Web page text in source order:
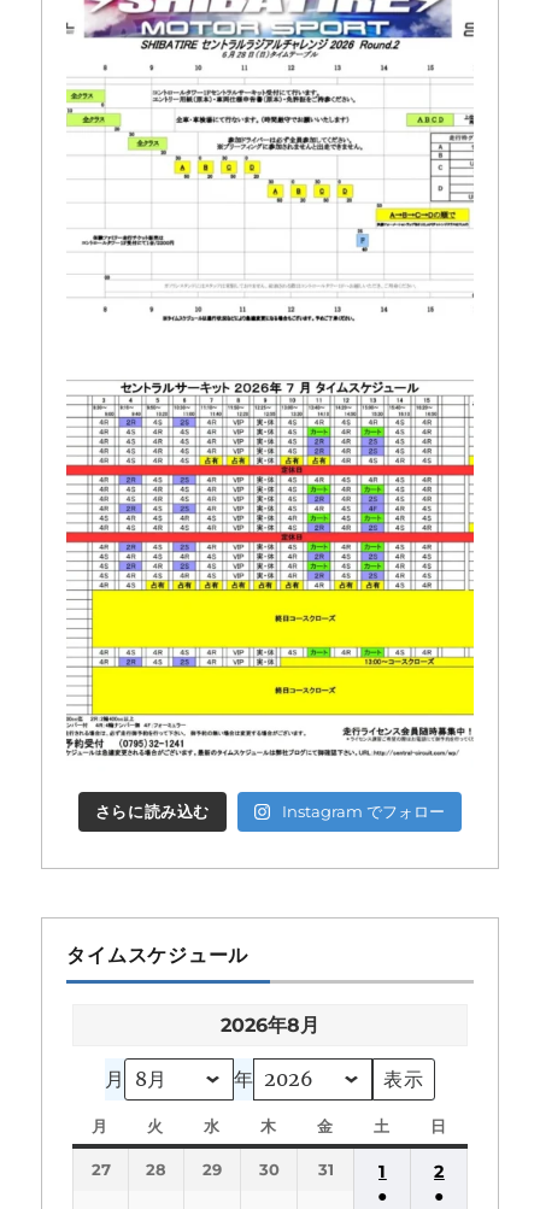
さらに読み込む Instagram でフォロー
タイムスケジュール
2026年8月
月 年
月
曜
日
火
曜
日
水
曜
日
木
曜
日
金
曜
土
曜
日
曜
27 28 29 30 31
1
●
2
●